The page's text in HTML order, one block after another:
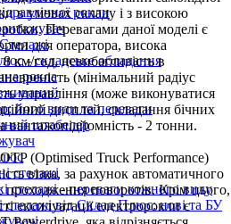
рокли
- складське обладання
рокла
його види та переваги
штабелер
стелажі
стелажі - переваги кожного виду
стелажі від Склад Плюс: нові та БУ
в умовах складу і з високою
Перевагами даної моделі є
для оператора, висока
км/год, невибагливість в
(мінімальний радіус
управління (може виконуватися
дисплей, складання бічних
вантажопідйомність - 2 тонни.
(Optimised Truck Performance)
візка, за рахунок автоматичного
проходження поворотів. Крім цього,
експлуатації електророкли є